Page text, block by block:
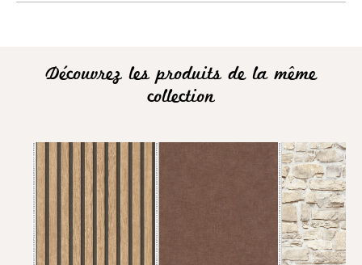
Découvrez les produits de la même
collection